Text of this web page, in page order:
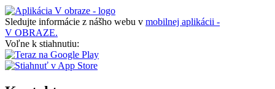
Sledujte informácie z nášho webu v mobilnej aplikácii -
V OBRAZE.
Voľne k stiahnutiu: